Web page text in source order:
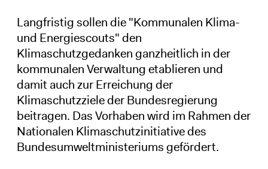
Langfristig sollen die "Kommunalen Klima-
und Energiescouts" den
Klimaschutzgedanken ganzheitlich in der
kommunalen Verwaltung etablieren und
damit auch zur Erreichung der
Klimaschutzziele der Bundesregierung
beitragen. Das Vorhaben wird im Rahmen der
Nationalen Klimaschutzinitiative des
Bundesumweltministeriums gefördert.